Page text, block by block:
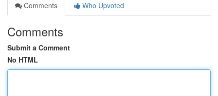
Comments
Who Upvoted
Comments
Submit a Comment
No HTML